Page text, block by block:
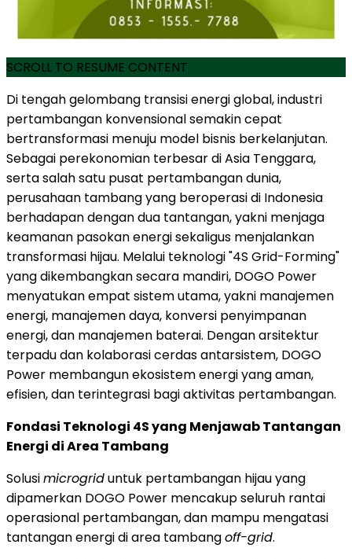
SCROLL TO RESUME CONTENT
Di tengah gelombang transisi energi global, industri
pertambangan konvensional semakin cepat
bertransformasi menuju model bisnis berkelanjutan.
Sebagai perekonomian terbesar di Asia Tenggara,
serta salah satu pusat pertambangan dunia,
perusahaan tambang yang beroperasi di Indonesia
berhadapan dengan dua tantangan, yakni menjaga
keamanan pasokan energi sekaligus menjalankan
transformasi hijau. Melalui teknologi "4S Grid-Forming"
yang dikembangkan secara mandiri, DOGO Power
menyatukan empat sistem utama, yakni manajemen
energi, manajemen daya, konversi penyimpanan
energi, dan manajemen baterai. Dengan arsitektur
terpadu dan kolaborasi cerdas antarsistem, DOGO
Power membangun ekosistem energi yang aman,
efisien, dan terintegrasi bagi aktivitas pertambangan.
Fondasi Teknologi 4S yang Menjawab Tantangan
Energi di Area Tambang
Solusimicrogriduntuk pertambangan hijau yang
dipamerkan DOGO Power mencakup seluruh rantai
operasional pertambangan, dan mampu mengatasi
tantangan energi di area tambangoff-grid.